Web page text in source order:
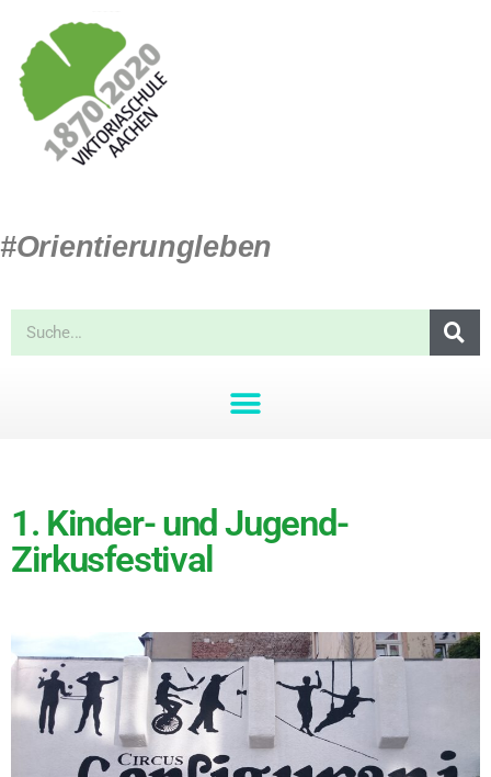
#Orientierungleben
1. Kinder- und Jugend-
Zirkusfestival